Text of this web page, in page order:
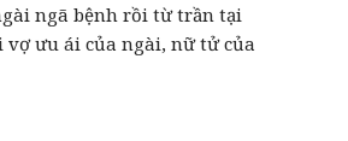
ngã bệnh rồi từ trần tại
vợ ưu ái của ngài, nữ tử của